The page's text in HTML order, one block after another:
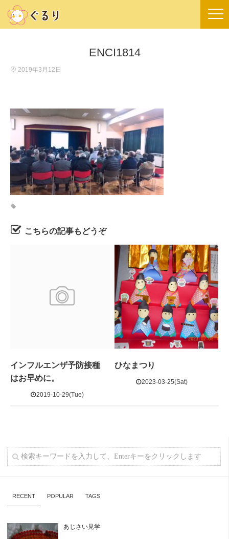
ENCI1814
2019年3月12日
こちらの記事もどうぞ
インフルエンザ予防接種
はお早めに。
2019-10-29(Tue)
ひなまつり
2023-03-25(Sat)
RECENT POPULAR TAGS
あじさい見学